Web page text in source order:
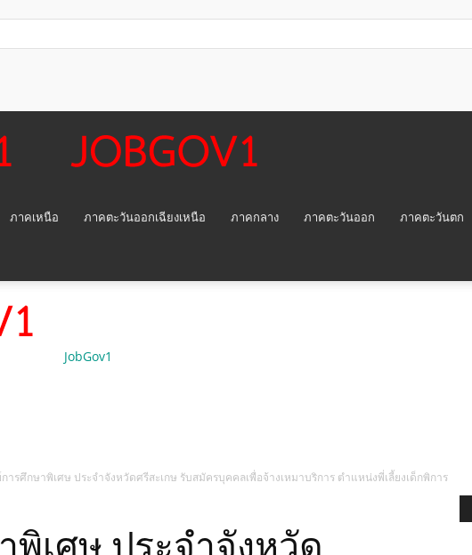
ภาคเหนือ ภาคตะวันออกเฉียงเหนือ ภาคกลาง ภาคตะวันออก ภาคตะวันตก
JobGov1
ารศึกษาพิเศษ ประจำจังหวัดศรีสะเกษ รับสมัครบุคคลเพื่อจ้างเหมาบริการ ตำแหน่งพี่เลี้ยงเด็กพิการ
เศษ ประจำจังหวัด